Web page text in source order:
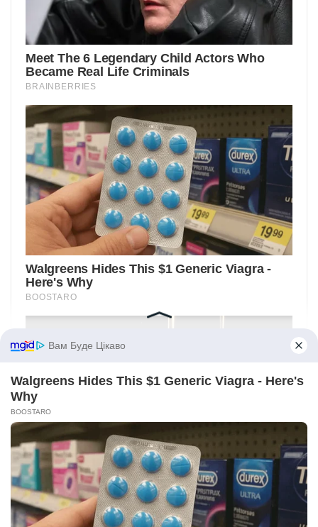
Вам Буде Цікаво
Walgreens Hides This $1 Generic Viagra - Here's
Why
BOOSTARO